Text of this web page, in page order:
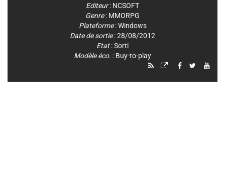
Editeur: NCSOFT
Genre: MMORPG
Plateforme:Windows
Date de sortie: 28/08/2012
Etat: Sorti
Modèle éco. : Buy-to-play